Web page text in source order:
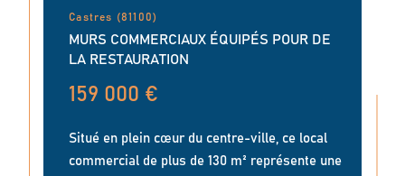
Castres (81100)
MURS COMMERCIAUX ÉQUIPÉS POUR DE
LA RESTAURATION
159 000 €
Situé en plein cœur du centre-ville, ce local
commercial de plus de 130 m² représente une